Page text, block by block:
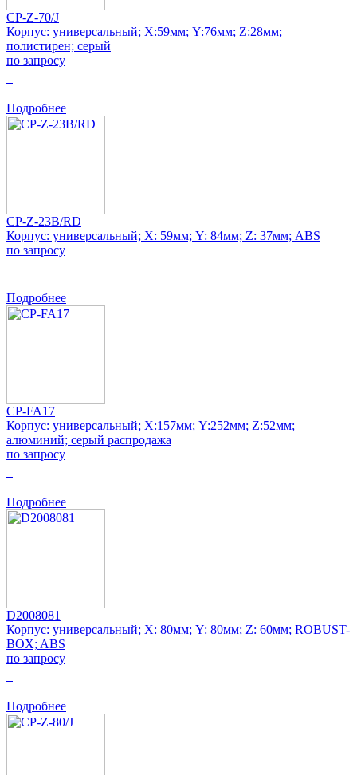
CP-Z-70/J
Корпус: универсальный; Х:59мм; Y:76мм; Z:28мм;
полистирен; серый
по запросу
Подробнее
CP-Z-23B/RD
Корпус: универсальный; Х: 59мм; Y: 84мм; Z: 37мм; ABS
по запросу
Подробнее
CP-FA17
Корпус: универсальный; Х:157мм; Y:252мм; Z:52мм;
алюминий; серый распродажа
по запросу
Подробнее
D2008081
Корпус: универсальный; Х: 80мм; Y: 80мм; Z: 60мм; ROBUST-
BOX; ABS
по запросу
Подробнее